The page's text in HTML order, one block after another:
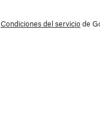
Condiciones del serviciode